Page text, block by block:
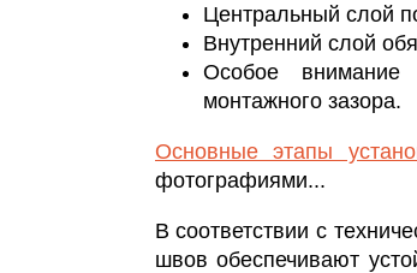
Центральный слой
Внутренний слой
Особое внимание
монтажного зазора.
Основные этапы
фотографиями...
В соответствии с
швов обеспечивают